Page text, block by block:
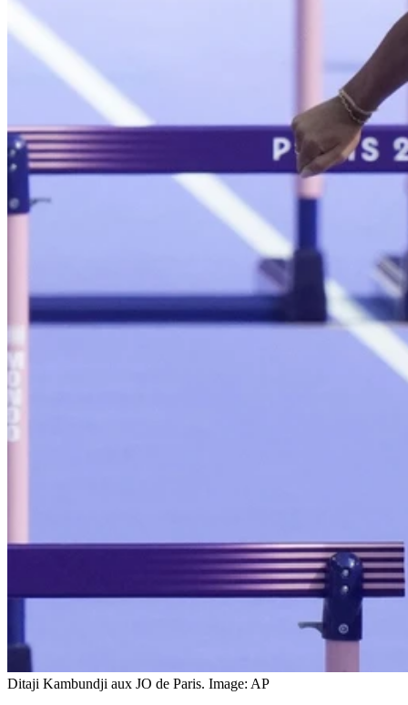
Ditaji Kambundji aux JO de Paris. Image: AP